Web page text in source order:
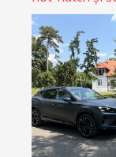
degrabă de o
crossover de
ediție…Read
Source:
am
Escapada la